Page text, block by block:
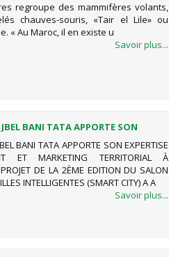
regroupe des mammifères volants,
chauves-souris, «Tair el Lile» ou
« Au Maroc, il en existe u
Savoir plus...
BANI TATA APPORTE SON
ET MARKETING
POUR LE PROJET DE LA 2ÈME
DES VILLES
CITY) A AGADIR CES 14 AU 16 MAI
BANI TATA APPORTE SON EXPERTISE
ET MARKETING TERRITORIAL À
DE LA 2ÈME EDITION DU SALON
INTELLIGENTES (SMART CITY) A A
Savoir plus...